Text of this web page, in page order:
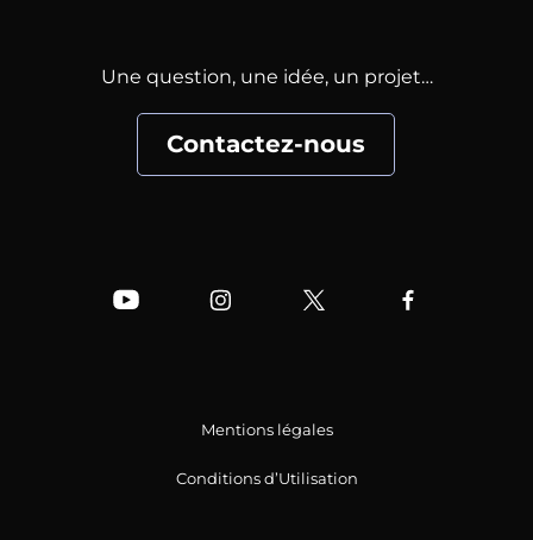
Une question, une idée, un projet…
Contactez-nous
Mentions légales
Conditions d’Utilisation